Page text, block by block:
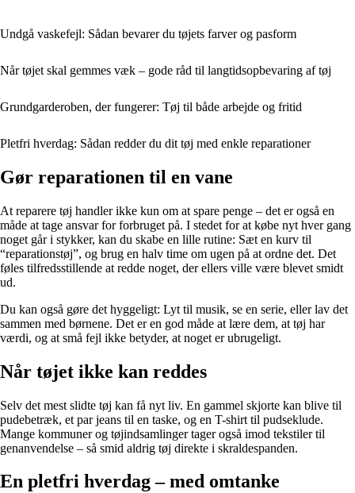
Undgå vaskefejl: Sådan bevarer du tøjets farver og pasform
Når tøjet skal gemmes væk – gode råd til langtidsopbevaring af tøj
Grundgarderoben, der fungerer: Tøj til både arbejde og fritid
Pletfri hverdag: Sådan redder du dit tøj med enkle reparationer
Gør reparationen til en vane
At reparere tøj handler ikke kun om at spare penge – det er også en
måde at tage ansvar for forbruget på. I stedet for at købe nyt hver gang
noget går i stykker, kan du skabe en lille rutine: Sæt en kurv til
“reparationstøj”, og brug en halv time om ugen på at ordne det. Det
føles tilfredsstillende at redde noget, der ellers ville være blevet smidt
ud.
Du kan også gøre det hyggeligt: Lyt til musik, se en serie, eller lav det
sammen med børnene. Det er en god måde at lære dem, at tøj har
værdi, og at små fejl ikke betyder, at noget er ubrugeligt.
Når tøjet ikke kan reddes
Selv det mest slidte tøj kan få nyt liv. En gammel skjorte kan blive til
pudebetræk, et par jeans til en taske, og en T-shirt til pudseklude.
Mange kommuner og tøjindsamlinger tager også imod tekstiler til
genanvendelse – så smid aldrig tøj direkte i skraldespanden.
En pletfri hverdag – med omtanke